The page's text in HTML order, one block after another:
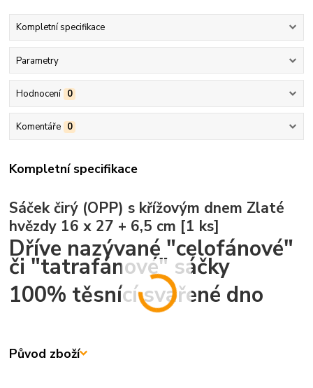
Kompletní specifikace
Parametry
Hodnocení 0
Komentáře 0
Kompletní specifikace
Sáček čirý (OPP) s křížovým dnem Zlaté
hvězdy 16 x 27 + 6,5 cm [1 ks]
Dříve nazývané "celofánové"
či "tatrafánové" sáčky
100% těsnící svařené dno
Původ zboží